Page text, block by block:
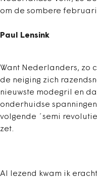
om de sombere
Paul Lensink
Want Nederlanders, zo
de neiging zich
nieuwste modegril en
onderhuidse
volgende ´semi
zet.
Al lezend kwam ik